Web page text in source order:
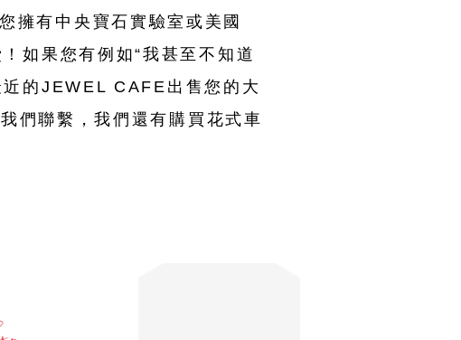
擁有中央寶石實驗室或美國
如果您有例如“我甚至不知道
近的JEWEL CAFE出售您的大
們聯繫，我們還有購買花式車